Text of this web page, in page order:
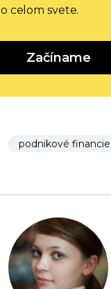
celom svete.
Začíname
podnikové financie